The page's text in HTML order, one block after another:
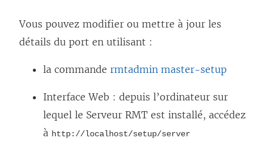
Vous pouvez modifier ou mettre à jour les
détails du port en utilisant :
la commande rmtadmin master-setup
Interface Web : depuis l’ordinateur sur
lequel le Serveur RMT est installé, accédez
à http://localhost/setup/server